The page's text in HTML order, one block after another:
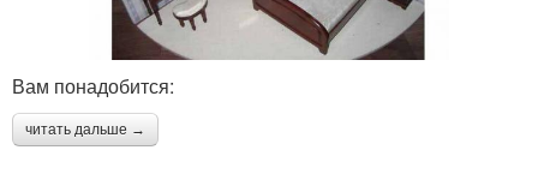
Вам понадобится:
читать дальше →